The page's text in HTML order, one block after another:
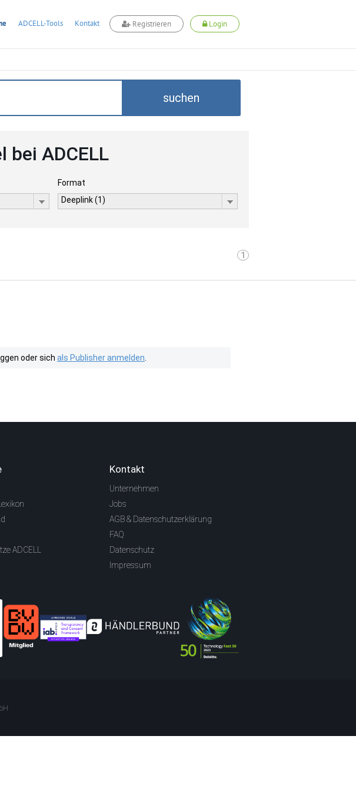
ADCELL-Tools Kontakt Registrieren Login
suchen
bei ADCELL
Format
Deeplink (1)
1
oder sich als Publisher anmelden
ADCELL
Kontakt
Unternehmen
Jobs
AGB & Datenschutzerklärung
FAQ
Datenschutz
Impressum